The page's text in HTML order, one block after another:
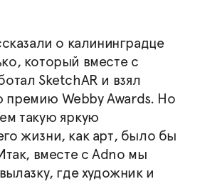
о калининградце
который вместе с
SketchAR и взял
Webby Awards. Но
такую яркую
жизни, как арт, было бы
вместе с Adno мы
где художник и